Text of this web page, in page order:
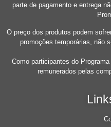
parte de pagamento e entrega
O preço dos produtos podem
promoções temporárias, não
Como participantes do
remunerados pelas